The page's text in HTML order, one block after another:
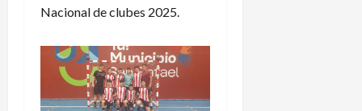
Nacional de clubes 2025.